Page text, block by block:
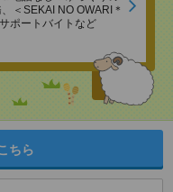
＜SEKAI NO OWARI＊
ポートバイトなど
ちら